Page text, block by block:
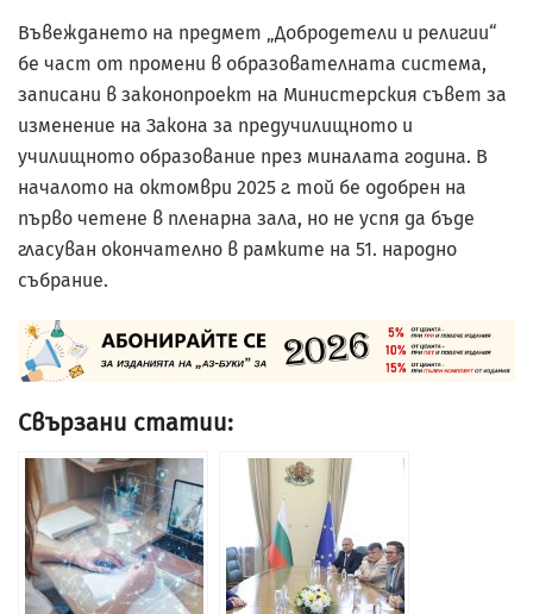
Въвеждането на предмет „Добродетели и религии“
бе част от промени в образователната система,
записани в законопроект на Министерския съвет за
изменение на Закона за предучилищното и
училищното образование през миналата година. В
началото на октомври 2025 г. той бе одобрен на
първо четене в пленарна зала, но не успя да бъде
гласуван окончателно в рамките на 51. народно
събрание.
Свързани статии: